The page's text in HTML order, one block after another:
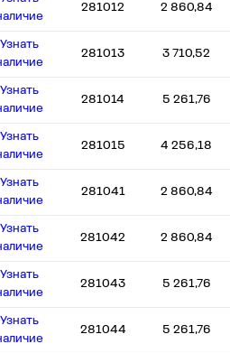
281012 2 860,84
Узнать
281013 3 710,52
Узнать
281014 5 261,76
Узнать
281015 4 256,18
Узнать
281041 2 860,84
Узнать
281042 2 860,84
Узнать
281043 5 261,76
Узнать
281044 5 261,76